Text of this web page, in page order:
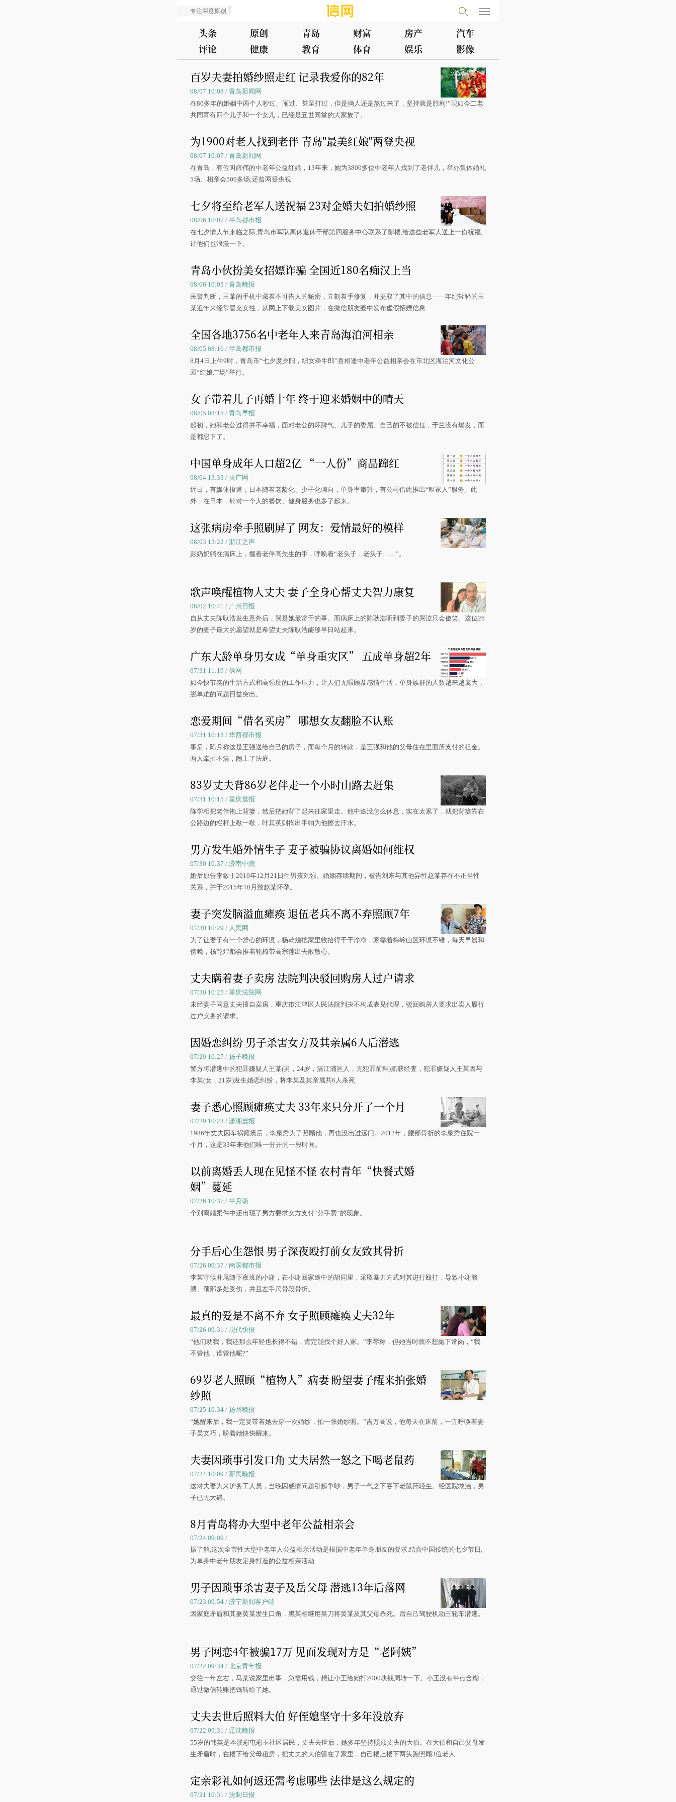
专注深度原创
头条 原创 青岛 财富 房产
汽车
评论
健康 教育 体育 娱乐 影像
百岁夫妻拍婚纱照走红 记录我爱你的82年
08/07 10:08 / 青岛新闻网
在80多年的婚姻中两个人吵过、闹过、甚至打过，但是俩人还是熬过来了，坚持就是胜利!”现如今二老
共同育有四个儿子和一个女儿，已经是五世同堂的大家族了。
为1900对老人找到老伴 青岛"最美红娘"两登央视
08/07 10:07 / 青岛新闻网
在青岛，有位叫薛伟的中老年公益红娘，13年来，她为3800多位中老年人找到了老伴儿，举办集体婚礼
5场、相亲会500多场;还曾两登央视
七夕将至给老军人送祝福 23对金婚夫妇拍婚纱照
08/06 10:07 / 半岛都市报
在七夕情人节来临之际,青岛市军队离休退休干部第四服务中心联系了影楼,给这些老军人送上一份祝福,
让他们也浪漫一下。
青岛小伙扮美女招嫖诈骗 全国近180名痴汉上当
08/06 10:05 / 青岛晚报
民警判断，王某的手机中藏着不可告人的秘密，立刻着手修复，并提取了其中的信息——年纪轻轻的王
某近年来经常冒充女性，从网上下载美女图片，在微信朋友圈中发布虚假招嫖信息
全国各地3756名中老年人来青岛海泊河相亲
08/05 08:16 / 半岛都市报
8月4日上午9时，青岛市“七夕度夕阳，织女牵牛郎”喜相逢中老年公益相亲会在市北区海泊河文化公
园“红娘广场”举行。
女子带着儿子再婚十年 终于迎来婚姻中的晴天
08/05 08:15 / 青岛早报
起初，她和老公过得并不幸福，面对老公的坏脾气、儿子的委屈、自己的不被信任，于兰没有爆发，而
是都忍下了。
中国单身成年人口超2亿 “一人份”商品蹿红
08/04 13:33 / 央广网
近日，有媒体报道，日本随着老龄化、少子化倾向，单身率攀升，有公司借此推出“租家人”服务。此
外，在日本，针对一个人的餐饮、健身服务也多了起来。
这张病房牵手照刷屏了 网友：爱情最好的模样
08/03 13:22 / 浙江之声
彭奶奶躺在病床上，握着老伴高先生的手，呼唤着“老头子，老头子……”。
歌声唤醒植物人丈夫 妻子全身心帮丈夫智力康复
08/02 10:41 / 广州日报
自从丈夫陈耿浩发生意外后，哭是她最常干的事。而病床上的陈耿浩听到妻子的哭泣只会傻笑。这位26
岁的妻子最大的愿望就是希望丈夫陈耿浩能够早日站起来。
广东大龄单身男女成“单身重灾区” 五成单身超2年
07/31 11:19 / 信网
如今快节奏的生活方式和高强度的工作压力，让人们无暇顾及感情生活，单身族群的人数越来越庞大，
脱单难的问题日益突出。
恋爱期间“借名买房” 哪想女友翻脸不认账
07/31 10:18 / 华西都市报
事后，陈月称这是王强送给自己的房子，而每个月的转款，是王强和他的父母住在里面所支付的租金。
两人牵扯不清，闹上了法庭。
83岁丈夫背86岁老伴走一个小时山路去赶集
07/31 10:15 / 重庆晨报
陈学相把老伴抱上背篓，然后把她背了起来往家里走。他中途没怎么休息，实在太累了，就把背篓靠在
公路边的栏杆上歇一歇，叶其英则掏出手帕为他擦去汗水。
男方发生婚外情生子 妻子被骗协议离婚如何维权
07/30 10:37 / 济南中院
婚后原告李敏于2010年12月21日生男孩刘强。婚姻存续期间，被告刘东与其他异性赵某存在不正当性
关系，并于2015年10月致赵某怀孕。
妻子突发脑溢血瘫痪 退伍老兵不离不弃照顾7年
07/30 10:29 / 人民网
为了让妻子有一个舒心的环境，杨乾煌把家里收拾得干干净净，家靠着梅岭山区环境不错，每天早晨和
傍晚，杨乾煌都会推着轮椅带高宗莲出去散散心。
丈夫瞒着妻子卖房 法院判决驳回购房人过户请求
07/30 10:25 / 重庆法院网
未经妻子同意丈夫擅自卖房，重庆市江津区人民法院判决不构成表见代理，驳回购房人要求出卖人履行
过户义务的请求。
因婚恋纠纷 男子杀害女方及其亲属6人后潜逃
07/29 10:27 / 扬子晚报
警方将潜逃中的犯罪嫌疑人王某(男，24岁，清江浦区人，无犯罪前科)抓获经査，犯罪嫌疑人王某因与
李某(女，21岁)发生婚恋纠纷，将李某及其亲属共6人杀死
妻子悉心照顾瘫痪丈夫 33年来只分开了一个月
07/29 10:23 / 潇湘晨报
1986年丈夫因车祸瘫痪后，李泉秀为了照顾他，再也没出过远门。2012年，腰部骨折的李泉秀住院一
个月，这是33年来他们唯一分开的一段时间。
以前离婚丢人现在见怪不怪 农村青年“快餐式婚
姻”蔓延
07/26 10:37 / 半月谈
个别离婚案件中还出现了男方要求女方支付“分手费”的现象。
分手后心生怨恨 男子深夜殴打前女友致其骨折
07/26 09:37 / 南国都市报
李某守候并尾随下夜班的小谢，在小谢回家途中的胡同里，采取暴力方式对其进行殴打，导致小谢胳
膊、颈部多处受伤，并且左手尺骨段骨折。
最真的爱是不离不弃 女子照顾瘫痪丈夫32年
07/26 09:31 / 现代快报
“他们劝我，我还那么年轻也长得不错，肯定能找个好人家。”李琴称，但她当时就不想抛下常岗，“我
不管他，谁管他呢?”
69岁老人照顾“植物人”病妻 盼望妻子醒来拍张婚
纱照
07/25 10:34 / 扬州晚报
“她醒来后，我一定要带着她去穿一次婚纱，拍一张婚纱照。”吉万高说，他每天在床前，一直呼唤着妻
子吴文巧，盼着她快快醒来。
夫妻因琐事引发口角 丈夫居然一怒之下喝老鼠药
07/24 10:09 / 新民晚报
这对夫妻为来沪务工人员，当晚因感情问题引起争吵，男子一气之下吞下老鼠药轻生。经医院救治，男
子已无大碍。
8月青岛将办大型中老年公益相亲会
07/24 09:09 /
据了解,这次全市性大型中老年人公益相亲活动是根据中老年单身朋友的要求,结合中国传统的七夕节日,
为单身中老年朋友定身打造的公益相亲活动
男子因琐事杀害妻子及岳父母 潜逃13年后落网
07/23 09:54 / 济宁新闻客户端
因家庭矛盾和其妻黄某发生口角，黑某相继用菜刀将黄某及其父母杀死。后自己驾驶机动三轮车潜逃。
男子网恋4年被骗17万 见面发现对方是“老阿姨”
07/22 09:34 / 北京青年报
交往一年左右，马某说家里出事，急需用钱，想让小王给她打2000块钱周转一下。小王没有半点含糊，
通过微信转账把钱转给了她。
丈夫去世后照料大伯 好侄媳坚守十多年没放弃
07/22 09:31 / 辽沈晚报
55岁的韩英是本溪彩屯彩玉社区居民，丈夫去世后，她多年坚持照顾丈夫的大伯。在大伯和自己父母发
生矛盾时，在楼下给父母租房，把丈夫的大伯留在了家里，自己楼上楼下两头跑照顾3位老人
定亲彩礼如何返还需考虑哪些 法律是这么规定的
07/21 10:31 / 法制日报